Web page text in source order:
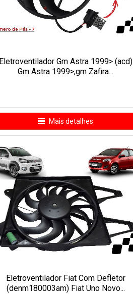
Eletroventilador Gm Astra 1999> (acd)
Gm Astra 1999>,gm Zafira...
Mais detalhes
Eletroventilador Fiat Com Defletor
(denm180003am) Fiat Uno Novo...